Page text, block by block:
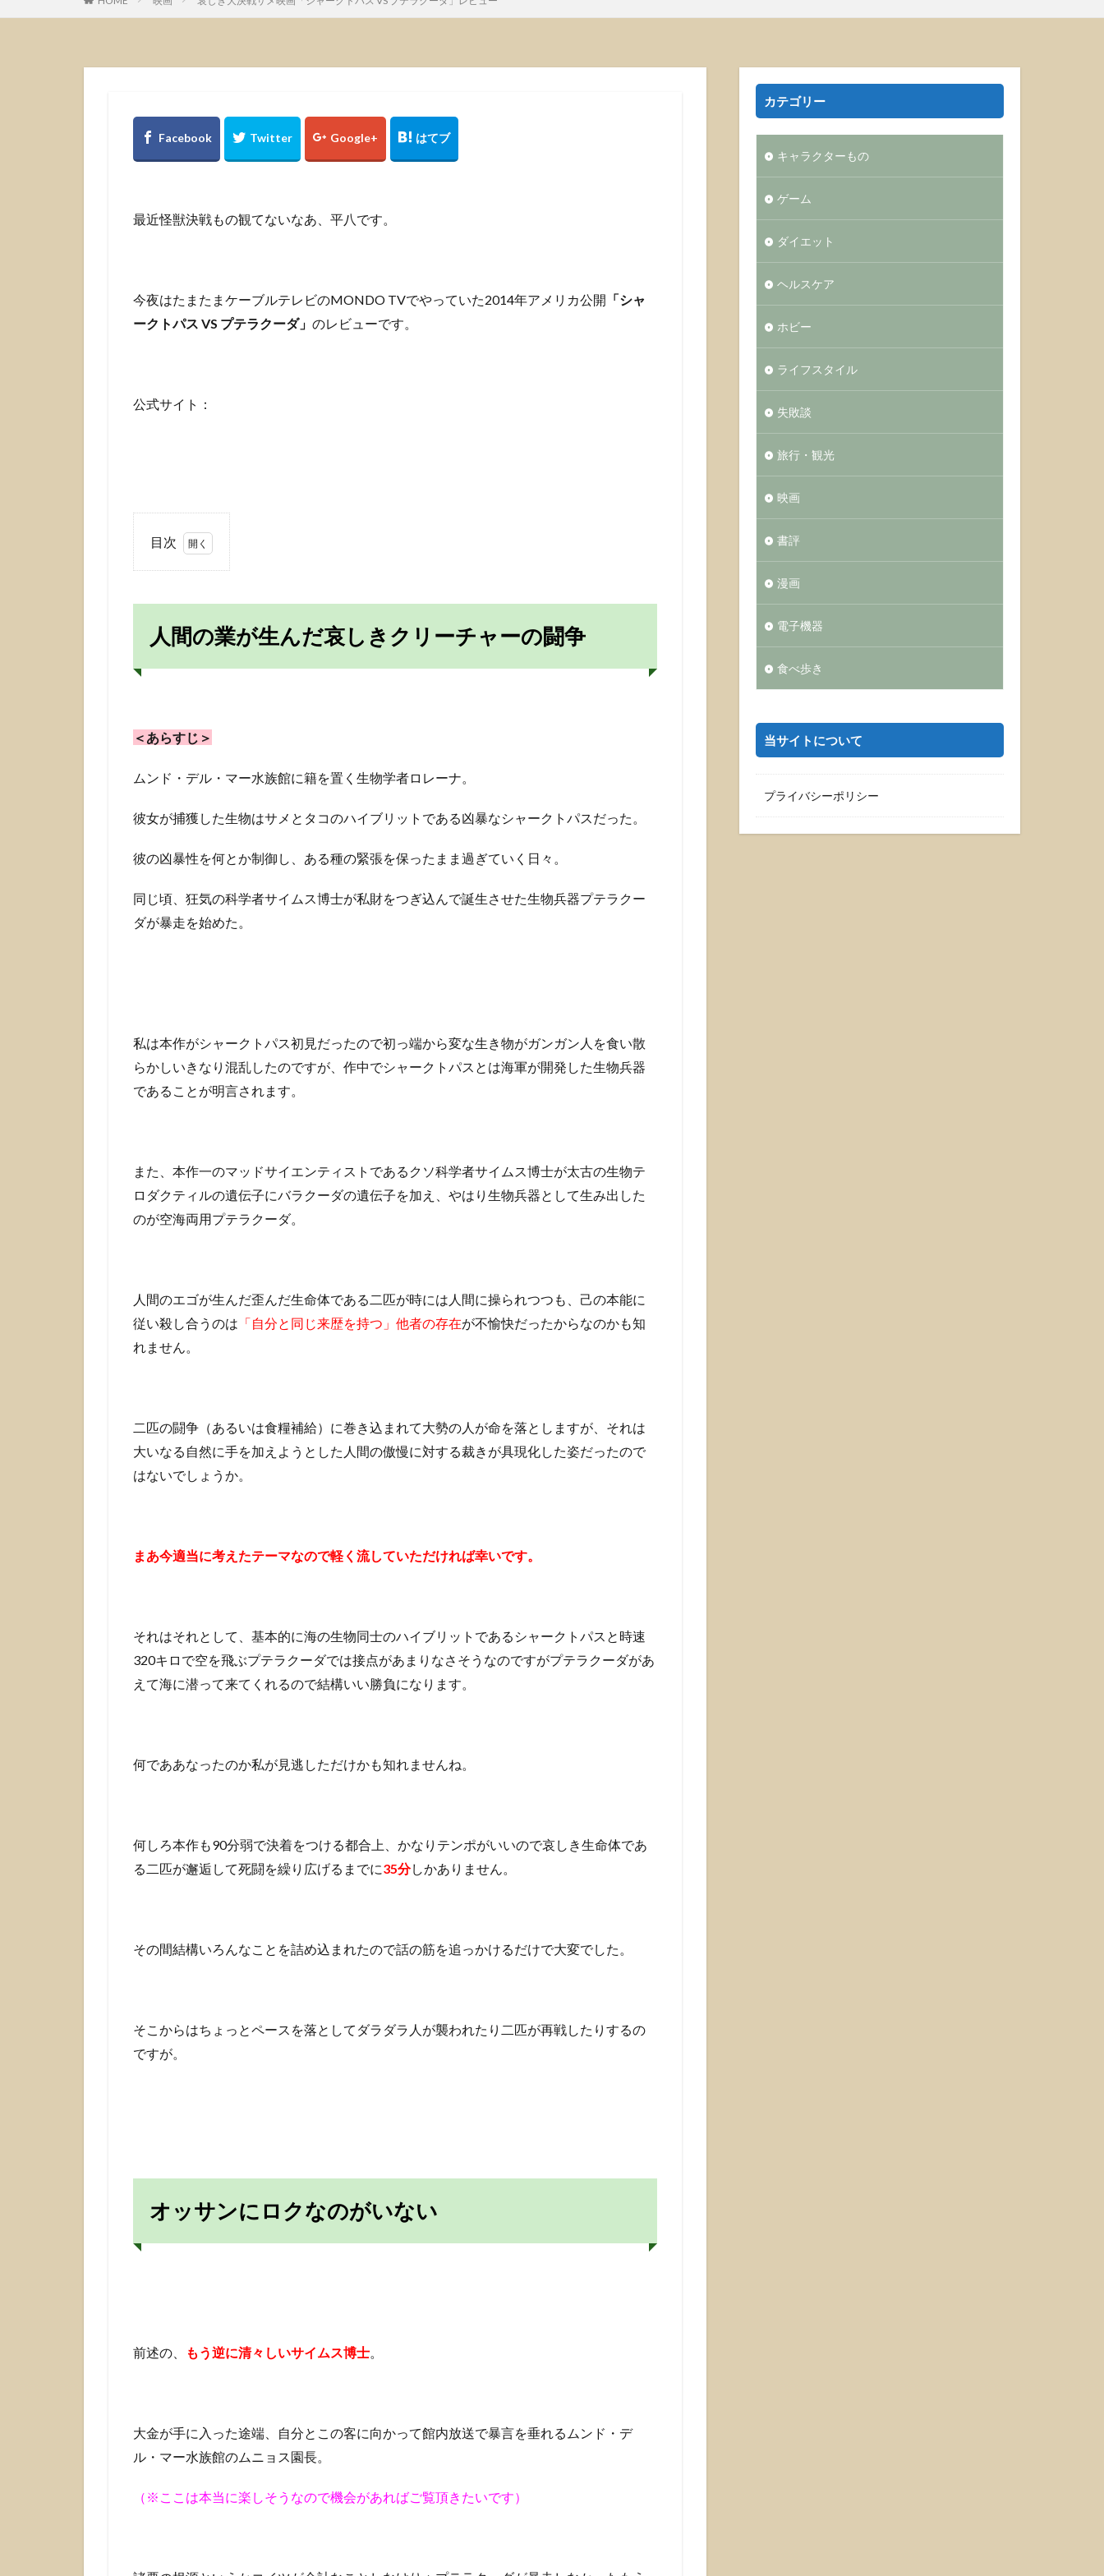
最近怪獣決戦もの観てないなあ、平八です。
今夜はたまたまケーブルテレビのMONDO TVでやっていた2014年アメリカ公開 「シャ
ークトパス VS プテラクーダ」 のレビューです。
公式サイト：
目次
間
業
生
し
ク
チ
ー
闘
ロ
ク
の
い
3
あ
こ
ん
に
り…
4
ま
と
人間の業が生んだ哀しきクリーチャーの闘争
＜あらすじ＞
ムンド・デル・マー水族館に籍を置く生物学者ロレーナ。
彼女が捕獲した生物はサメとタコのハイブリットである凶暴なシャークトパスだった。
彼の凶暴性を何とか制御し、ある種の緊張を保ったまま過ぎていく日々。
同じ頃、狂気の科学者サイムス博士が私財をつぎ込んで誕生させた生物兵器プテラクー
ダが暴走を始めた。
私は本作がシャークトパス初見だったので初っ端から変な生き物がガンガン人を食い散
らかしいきなり混乱したのですが、作中でシャークトパスとは海軍が開発した生物兵器
であることが明言されます。
また、本作一のマッドサイエンティストであるクソ科学者サイムス博士が太古の生物テ
ロダクティルの遺伝子にバラクーダの遺伝子を加え、やはり生物兵器として生み出した
のが空海両用プテラクーダ。
人間のエゴが生んだ歪んだ生命体である二匹が時には人間に操られつつも、己の本能に
従い殺し合うのは 「自分と同じ来歴を持つ」他者の存在が不愉快だったからなのかも知
れません。
二匹の闘争（あるいは食糧補給）に巻き込まれて大勢の人が命を落としますが、それは
大いなる自然に手を加えようとした人間の傲慢に対する裁きが具現化した姿だったので
はないでしょうか。
まあ今適当に考えたテーマなので軽く流していただければ幸いです。
それはそれとして、基本的に海の生物同士のハイブリットであるシャークトパスと時速
320キロで空を飛ぶプテラクーダでは接点があまりなさそうなのですがプテラクーダがあ
えて海に潜って来てくれるので結構いい勝負になります。
何でああなったのか私が見逃しただけかも知れませんね。
何しろ本作も90分弱で決着をつける都合上、かなりテンポがいいので哀しき生命体であ
る二匹が邂逅して死闘を繰り広げるまでに35分しかありません。
その間結構いろんなことを詰め込まれたので話の筋を追っかけるだけで大変でした。
そこからはちょっとペースを落としてダラダラ人が襲われたり二匹が再戦したりするの
ですが。
オッサンにロクなのがいない
前述の、 もう逆に清々しいサイムス博士
大金が手に入った途端、自分とこの客に向かって館内放送で暴言を垂れるムンド・デ
ル・マー水族館のムニョス園長。
（※ここは本当に楽しそうなので機会があればご覧頂きたいです）
カテゴリー
キャラクターもの
ゲーム
ダイエット
ヘルスケア
ホビー
ライフスタイル
失敗談
旅行・観光
映画
書評
漫画
電子機器
食べ歩き
当サイトについて
プライバシーポリシー